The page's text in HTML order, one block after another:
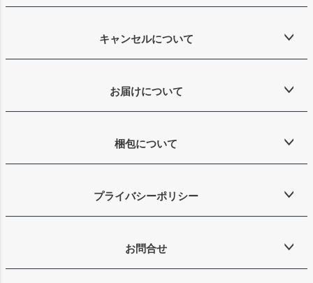
キャンセルについて
お届けについて
梱包について
プライバシーポリシー
お問合せ